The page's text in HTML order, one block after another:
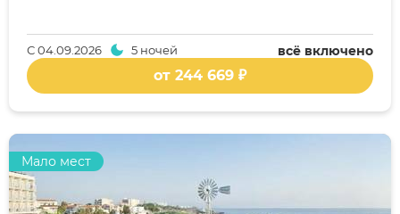
всё включено
С04.09.2026 5 ночей
от 244 669 ₽
Мало мест